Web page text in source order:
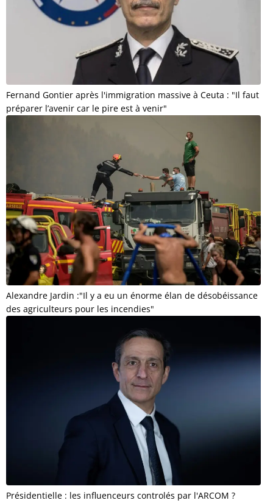
Fernand Gontier après l'immigration massive à Ceuta : "Il faut
préparer l’avenir car le pire est à venir"
Alexandre Jardin :"Il y a eu un énorme élan de désobéissance
des agriculteurs pour les incendies"
Présidentielle : les influenceurs controlés par l'ARCOM ?